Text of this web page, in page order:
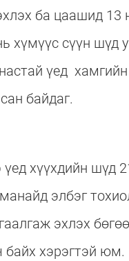
ба цаашид 13
хүмүүс сүүн шүд
үед
байдаг.
хүүхдийн шүд
элбэг
эхлэх
байх хэрэгтэй юм.